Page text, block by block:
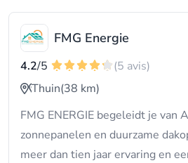
FMG Energie
4.2/5
(5 avis)
Thuin(38 km)
FMG ENERGIE begeleidt je van
zonnepanelen en duurzame
meer dan tien jaar ervaring en